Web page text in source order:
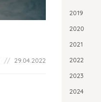
29.04.2022
2019
2020
2021
2022
2023
2024